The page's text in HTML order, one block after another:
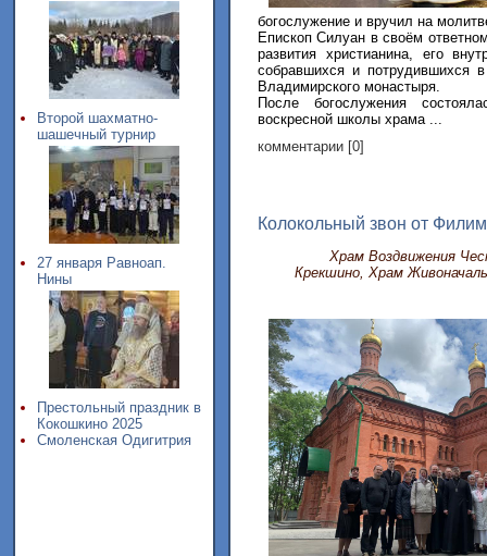
Второй шахматно-
шашечный турнир
27 января Равноап.
Нины
Престольный праздник в
Кокошкино 2025
Смоленская Одигитрия
богослужение и вручил на
Епископ Силуан в своём
развития христианина, его
собравшихся и потрудившихся
Владимирского монастыря.
После богослужения
воскресной школы храма ...
комментарии [0]
Колокольный звон от
Храм Воздвижения
Крекшино, Храм